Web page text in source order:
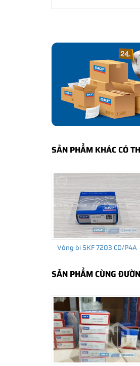
CHẾ ĐỘ BẢO HÀNH
Tất cả các sản phẩm
bảo hành của nhà sản
CÁCH NHẬN BIẾT
Mua hàng tại các đại lý
✅ Những cách phân biệt
✅Cảnh báo của chuyên
SẢN PHẨM KHÁC CÓ
Vòng bi SKF 7203 CD/P4A
SẢN PHẨM CÙNG